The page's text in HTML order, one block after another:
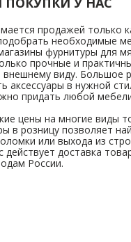
продажей только
необходимые
фурнитуры для
прочные и
внешнему виду. Большое
аксессуары в нужной
придать любой
цены на многие виды
в розницу позволяет
или выхода из
действует доставка
России.